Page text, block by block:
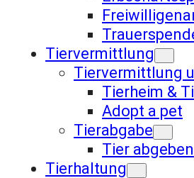
Tiervermittlung
Tiervermittlung
Tierheim &
Adopt a pet
Tierabgabe
Tier abgeben
Tierhaltung